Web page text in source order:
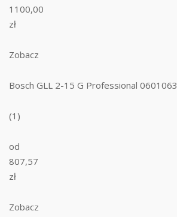
1100,00
zł
Zobacz
Bosch GLL 2-15 G Professional
(1)
od
807,57
zł
Zobacz